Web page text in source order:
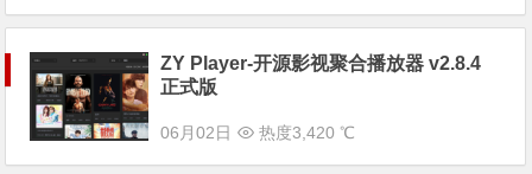
ZY Player-开源影视聚合播放器 v2.8.4
正式版
06月02日 热度3,420 ℃